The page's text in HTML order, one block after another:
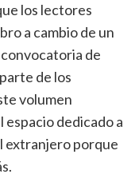
los lectores
a cambio de un
de
de los
volumen
espacio dedicado a
extranjero porque